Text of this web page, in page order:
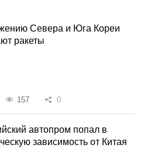
Севера и Юга Кореи
ракеты
157 0
автопром попал в
зависимость от Китая